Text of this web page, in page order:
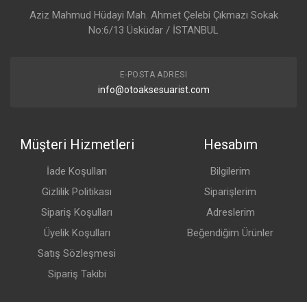
Aziz Mahmud Hüdayi Mah. Ahmet Çelebi Çıkmazı Sokak
No:6/13 Üsküdar / İSTANBUL
E-POSTA ADRESI
info@otoaksesuarist.com
Müşteri Hizmetleri
İade Koşulları
Gizlilik Politikası
Sipariş Koşulları
Üyelik Koşulları
Satış Sözleşmesi
Sipariş Takibi
Hesabım
Bilgilerim
Siparişlerim
Adreslerim
Beğendiğim Ürünler